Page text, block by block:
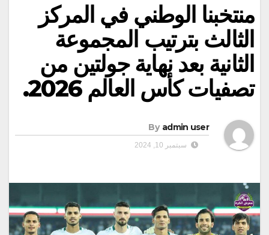
منتخبنا الوطني في المركز
الثالث بترتيب المجموعة
الثانية بعد نهاية جولتين من
تصفيات كأس العالم 2026.
By admin user
سبتمبر 10, 2024